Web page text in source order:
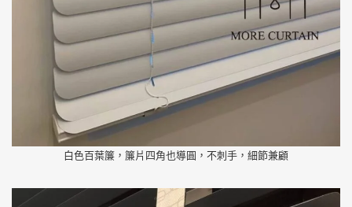
白色百葉簾，簾片四角也導圓，不刺手，細節兼顧